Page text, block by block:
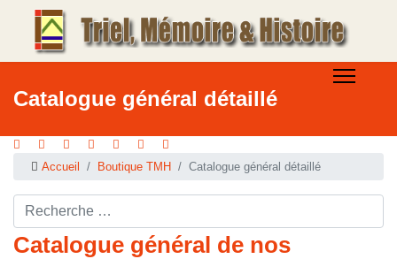
Catalogue général détaillé
Accueil Boutique TMH Catalogue général détaillé
Rechercher ...
Catalogue général de nos